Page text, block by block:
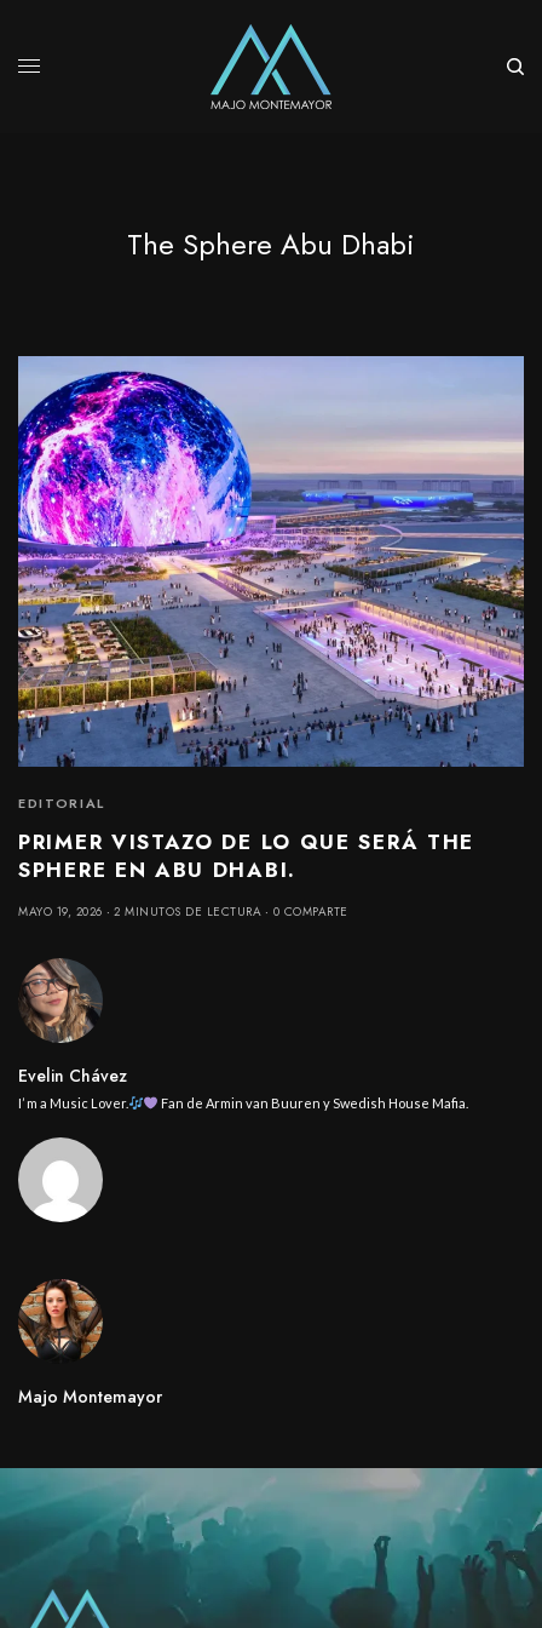
The Sphere Abu Dhabi
EDITORIAL
PRIMER VISTAZO DE LO QUE SERÁ THE
SPHERE EN ABU DHABI.
MAYO 19, 2026 2 MINUTOS DE LECTURA 0 COMPARTE
Evelin Chávez
I’ m a Music Lover. Fan de Armin van Buuren y Swedish House Mafia.
Majo Montemayor